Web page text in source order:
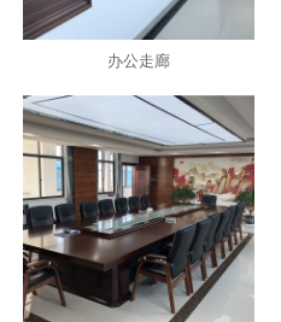
办公走廊